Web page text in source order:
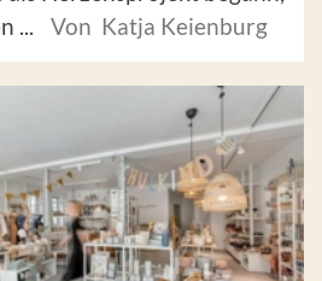
...
Von Katja Keienburg